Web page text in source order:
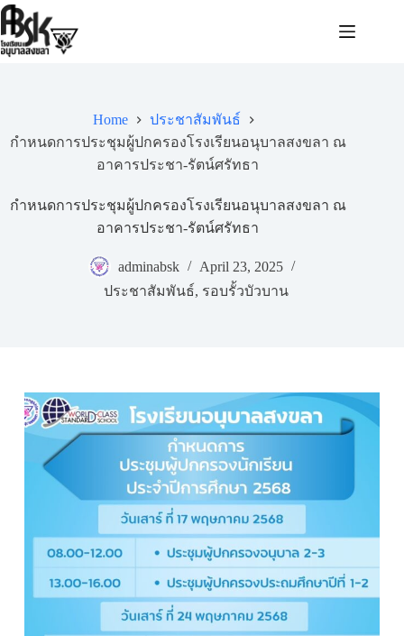
Home
ประชาสัมพันธ์
กำหนดการประชุมผู้ปกครองโรงเรียนอนุบาลสงขลา ณ
อาคารประชา-รัตน์ศรัทธา
กำหนดการประชุมผู้ปกครองโรงเรียนอนุบาลสงขลา ณ
อาคารประชา-รัตน์ศรัทธา
adminabsk
April 23, 2025
ประชาสัมพันธ์, รอบรั้วบัวบาน